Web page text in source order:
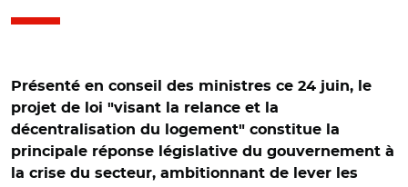
Présenté en conseil des ministres ce 24 juin, le
projet de loi "visant la relance et la
décentralisation du logement" constitue la
principale réponse législative du gouvernement à
la crise du secteur, ambitionnant de lever les